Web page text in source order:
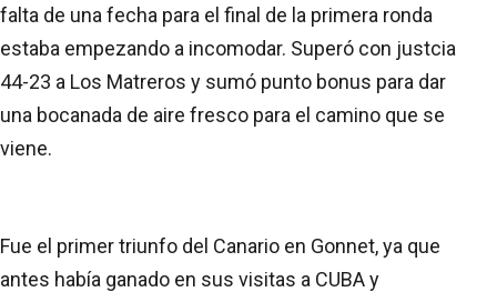
falta de una fecha para el final de la primera ronda
estaba empezando a incomodar. Superó con justcia
44-23 a Los Matreros y sumó punto bonus para dar
una bocanada de aire fresco para el camino que se
viene.
Fue el primer triunfo del Canario en Gonnet, ya que
antes había ganado en sus visitas a CUBA y